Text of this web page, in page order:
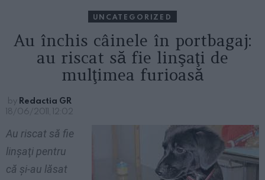
UNCATEGORIZED
Au închis câinele în portbagaj:
au riscat să fie linşaţi de
mulţimea furioasă
by Redactia GR
18/06/2011, 12:02
Au riscat să fie
linşaţi pentru
că şi-au lăsat